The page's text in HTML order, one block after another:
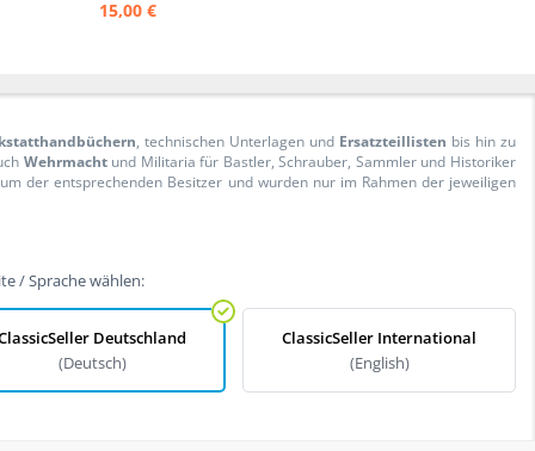
15,00 €
, technischen Unterlagen und Ersatzteillisten bis hin zu
Wehrmachtund Militaria für Bastler, Schrauber, Sammler und Historiker
der entsprechenden Besitzer und wurden nur im Rahmen der jeweiligen
/ Sprache wählen:
Deutschland
(Deutsch)
ClassicSeller International
(English)